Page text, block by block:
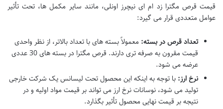
قیمت قرص مگترا زد ام ای نیچرز اونلی، مانند سایر مکمل ها، تحت تأثیر
عوامل متعددی قرار می گیرد:
تعداد قرص در بسته: معمولاً بسته های با تعداد بالاتر، از نظر واحدی
قیمت مقرون به صرفه تری دارند. قرص مگترا در بسته های 30 عددی
عرضه می شود.
نرخ ارز: با توجه به اینکه این محصول تحت لیسانس یک شرکت خارجی
تولید می شود، نوسانات نرخ ارز می تواند بر قیمت مواد اولیه و در
نتیجه بر قیمت نهایی محصول تأثیر بگذارد.